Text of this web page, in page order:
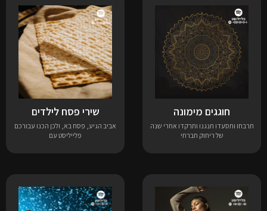
חוגגים מימונה
תרבחו ותסעדו תנגנו ותרקדו אחרי שנה
של ריחוק חברתי
שירי פסח לילדים
אביב הגיע, פסח בא, ולכן הכנו עבורכם
פלייליסט עם